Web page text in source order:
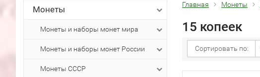
Монеты
Монеты и наборы монет мира
Монеты и наборы монет России
Монеты СССР
Главная Монеты
15 копеек
Сортировать по: